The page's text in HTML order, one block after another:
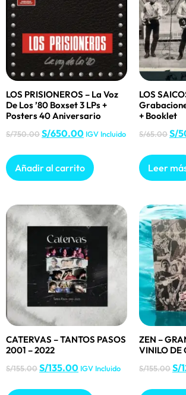
LOS PRISIONEROS – La Voz
De Los ’80 Boxset 3 LPs +
Posters 40 Aniversario
S/750.00S/650.00 IGV Incluido
Añadir al carrito
LOS
+ Booklet
S/65.00S/
Leer
CATERVAS – TANTOS PASOS
2001 – 2022
S/155.00S/135.00 IGV Incluido
ZEN –
VINILO DE
S/155.00S/